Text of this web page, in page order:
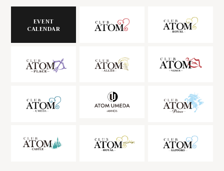
EVENT
CALENDAR